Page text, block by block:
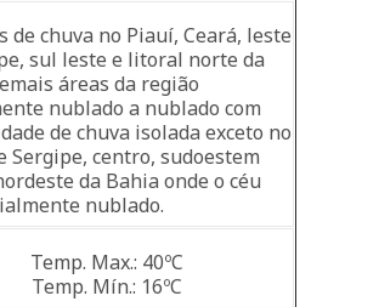
de chuva no Piauí, Ceará, leste
sul leste e litoral norte da
áreas da região
nublado a nublado com
de chuva isolada exceto no
Sergipe, centro, sudoestem
da Bahia onde o céu
nublado.
Temp. Max.: 40ºC
Temp. Mín.: 16ºC